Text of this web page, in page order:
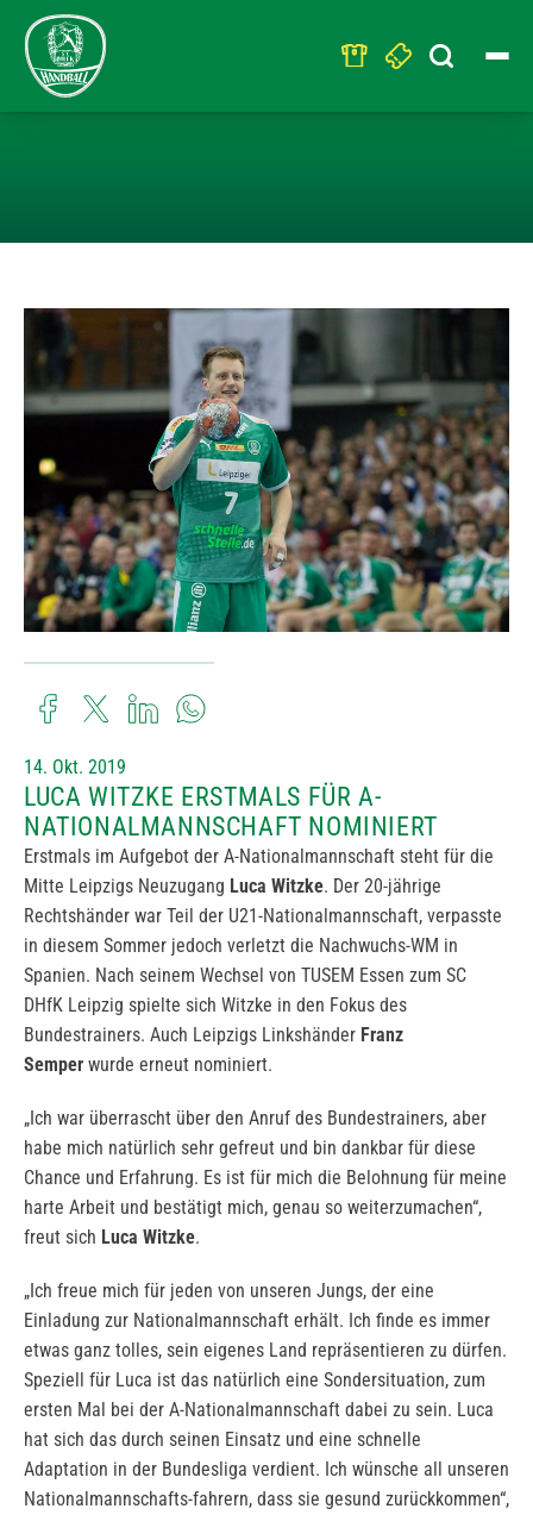
Search
for:
14. Okt. 2019
LUCA WITZKE ERSTMALS FÜR A-
NATIONALMANNSCHAFT NOMINIERT
Erstmals im Aufgebot der A-Nationalmannschaft steht für die
Mitte Leipzigs Neuzugang Luca Witzke. Der 20-jährige
Rechtshänder war Teil der U21-Nationalmannschaft, verpasste
in diesem Sommer jedoch verletzt die Nachwuchs-WM in
Spanien. Nach seinem Wechsel von TUSEM Essen zum SC
DHfK Leipzig spielte sich Witzke in den Fokus des
Bundestrainers. Auch Leipzigs Linkshänder Franz
Semper wurde erneut nominiert.
„Ich war überrascht über den Anruf des Bundestrainers, aber
habe mich natürlich sehr gefreut und bin dankbar für diese
Chance und Erfahrung. Es ist für mich die Belohnung für meine
harte Arbeit und bestätigt mich, genau so weiterzumachen“,
freut sich Luca Witzke.
„Ich freue mich für jeden von unseren Jungs, der eine
Einladung zur Nationalmannschaft erhält. Ich finde es immer
etwas ganz tolles, sein eigenes Land repräsentieren zu dürfen.
Speziell für Luca ist das natürlich eine Sondersituation, zum
ersten Mal bei der A-Nationalmannschaft dabei zu sein. Luca
hat sich das durch seinen Einsatz und eine schnelle
Adaptation in der Bundesliga verdient. Ich wünsche all unseren
Nationalmannschafts-fahrern, dass sie gesund zurückkommen“,